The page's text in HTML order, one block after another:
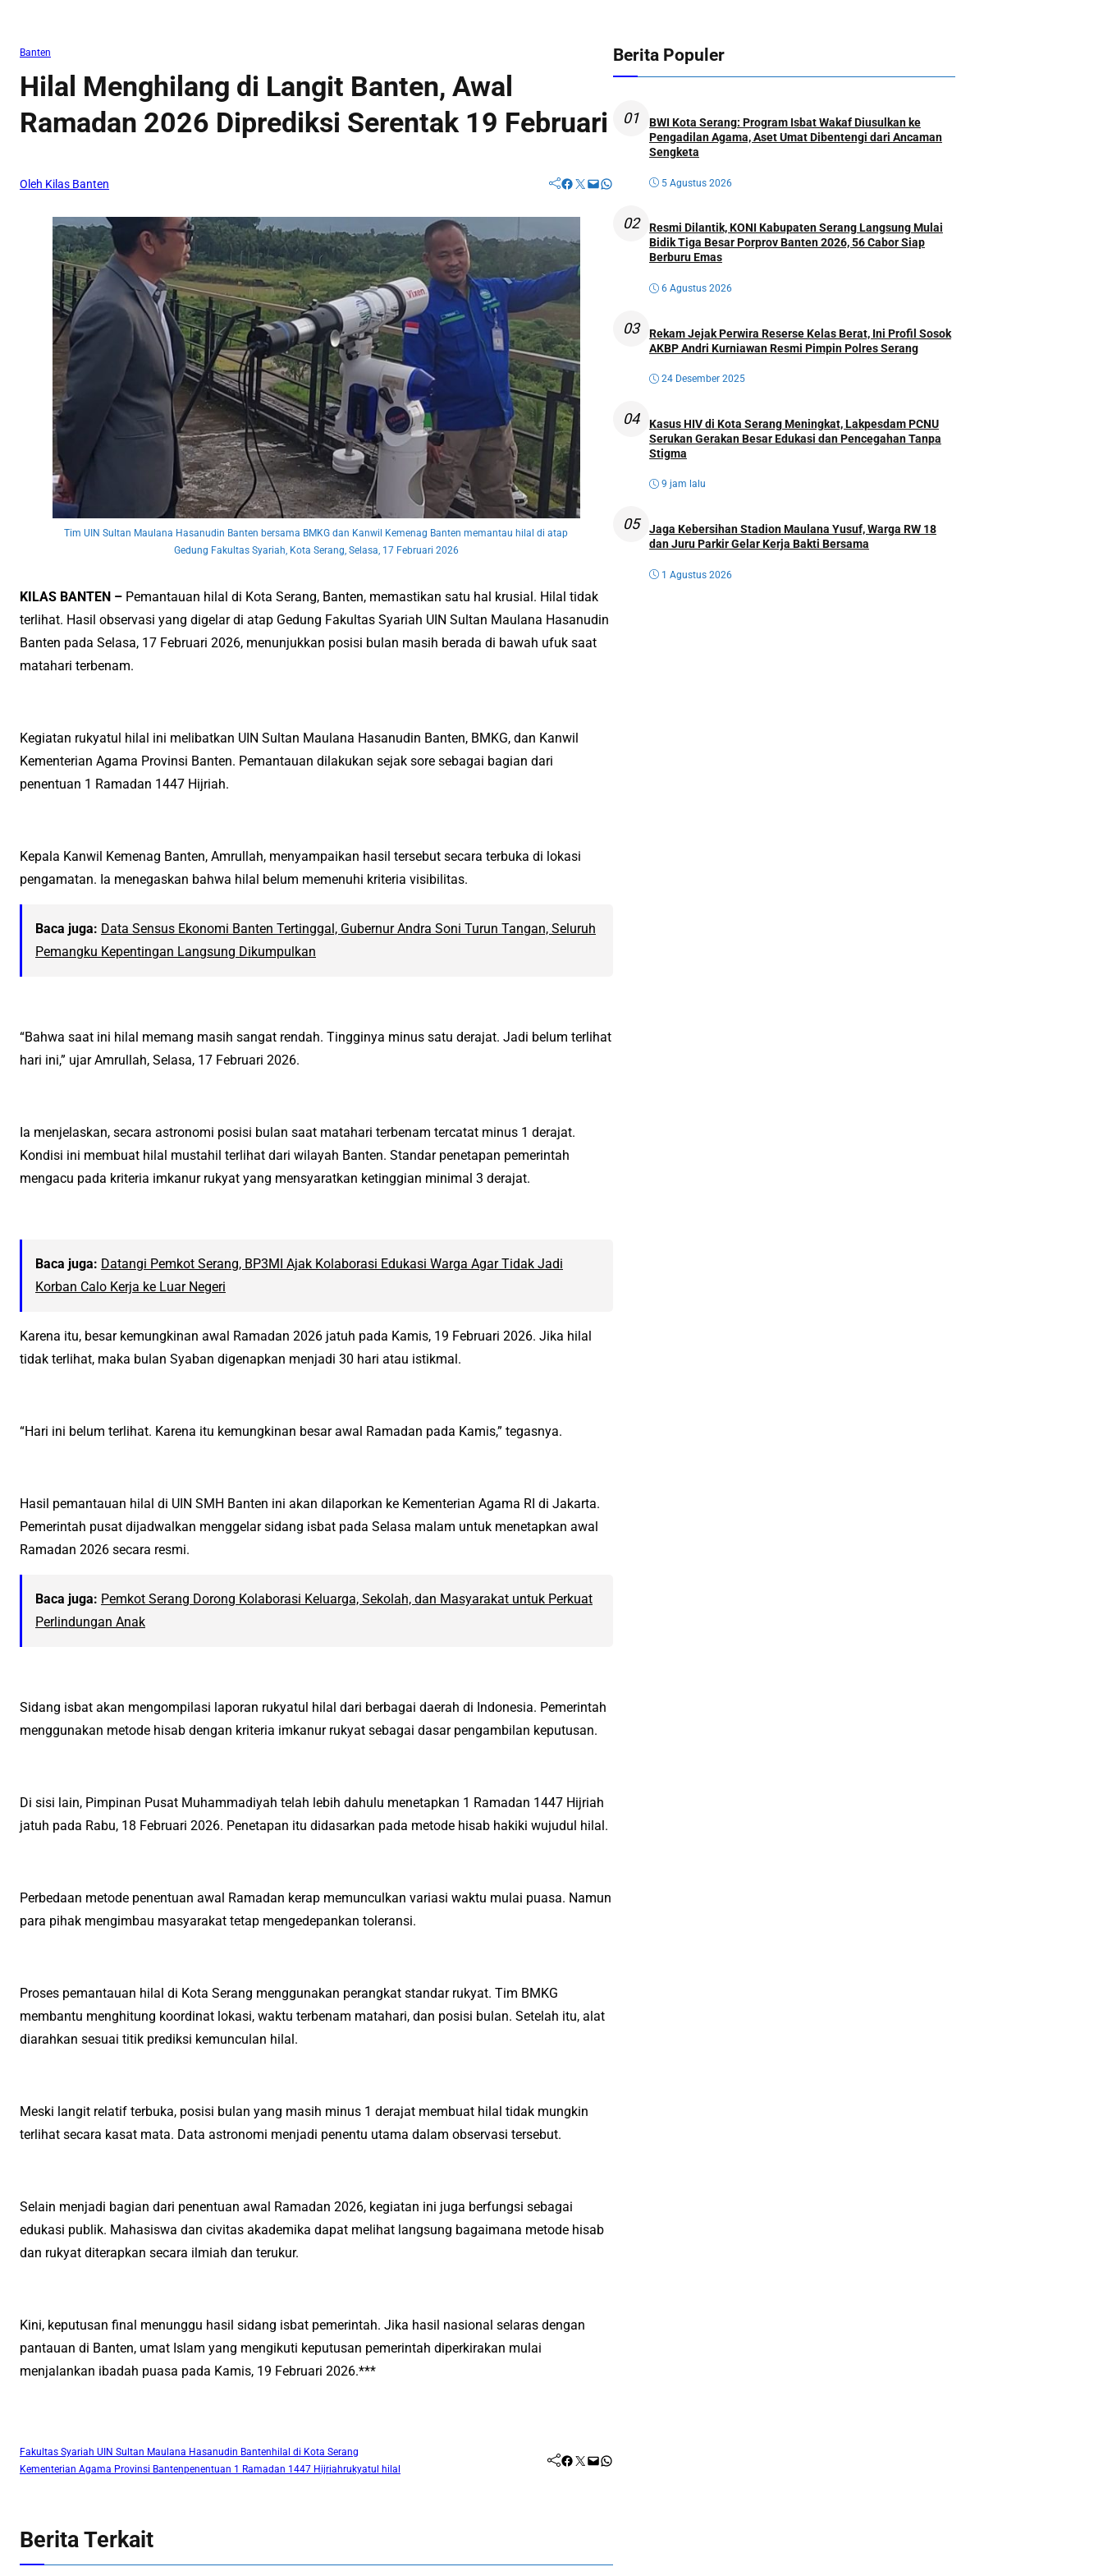
Banten
Hilal Menghilang di Langit Banten, Awal
Ramadan 2026 Diprediksi Serentak 19 Februari
Oleh Kilas Banten Facebook Twitter Mail WhatsApp
Tim UIN Sultan Maulana Hasanudin Banten bersama BMKG dan Kanwil Kemenag Banten memantau hilal di atap
Gedung Fakultas Syariah, Kota Serang, Selasa, 17 Februari 2026
KILAS BANTEN – Pemantauan hilal di Kota Serang, Banten, memastikan satu hal krusial. Hilal tidak
terlihat. Hasil observasi yang digelar di atap Gedung Fakultas Syariah UIN Sultan Maulana Hasanudin
Banten pada Selasa, 17 Februari 2026, menunjukkan posisi bulan masih berada di bawah ufuk saat
matahari terbenam.
Kegiatan rukyatul hilal ini melibatkan UIN Sultan Maulana Hasanudin Banten, BMKG, dan Kanwil
Kementerian Agama Provinsi Banten. Pemantauan dilakukan sejak sore sebagai bagian dari
penentuan 1 Ramadan 1447 Hijriah.
Kepala Kanwil Kemenag Banten, Amrullah, menyampaikan hasil tersebut secara terbuka di lokasi
pengamatan. Ia menegaskan bahwa hilal belum memenuhi kriteria visibilitas.
Baca juga: Data Sensus Ekonomi Banten Tertinggal, Gubernur Andra Soni Turun Tangan, Seluruh
Pemangku Kepentingan Langsung Dikumpulkan
“Bahwa saat ini hilal memang masih sangat rendah. Tingginya minus satu derajat. Jadi belum terlihat
hari ini,” ujar Amrullah, Selasa, 17 Februari 2026.
Ia menjelaskan, secara astronomi posisi bulan saat matahari terbenam tercatat minus 1 derajat.
Kondisi ini membuat hilal mustahil terlihat dari wilayah Banten. Standar penetapan pemerintah
mengacu pada kriteria imkanur rukyat yang mensyaratkan ketinggian minimal 3 derajat.
Baca juga: Datangi Pemkot Serang, BP3MI Ajak Kolaborasi Edukasi Warga Agar Tidak Jadi
Korban Calo Kerja ke Luar Negeri
Karena itu, besar kemungkinan awal Ramadan 2026 jatuh pada Kamis, 19 Februari 2026. Jika hilal
tidak terlihat, maka bulan Syaban digenapkan menjadi 30 hari atau istikmal.
“Hari ini belum terlihat. Karena itu kemungkinan besar awal Ramadan pada Kamis,” tegasnya.
Hasil pemantauan hilal di UIN SMH Banten ini akan dilaporkan ke Kementerian Agama RI di Jakarta.
Pemerintah pusat dijadwalkan menggelar sidang isbat pada Selasa malam untuk menetapkan awal
Ramadan 2026 secara resmi.
Baca juga: Pemkot Serang Dorong Kolaborasi Keluarga, Sekolah, dan Masyarakat untuk Perkuat
Perlindungan Anak
Sidang isbat akan mengompilasi laporan rukyatul hilal dari berbagai daerah di Indonesia. Pemerintah
menggunakan metode hisab dengan kriteria imkanur rukyat sebagai dasar pengambilan keputusan.
Di sisi lain, Pimpinan Pusat Muhammadiyah telah lebih dahulu menetapkan 1 Ramadan 1447 Hijriah
jatuh pada Rabu, 18 Februari 2026. Penetapan itu didasarkan pada metode hisab hakiki wujudul hilal.
Perbedaan metode penentuan awal Ramadan kerap memunculkan variasi waktu mulai puasa. Namun
para pihak mengimbau masyarakat tetap mengedepankan toleransi.
Proses pemantauan hilal di Kota Serang menggunakan perangkat standar rukyat. Tim BMKG
membantu menghitung koordinat lokasi, waktu terbenam matahari, dan posisi bulan. Setelah itu, alat
diarahkan sesuai titik prediksi kemunculan hilal.
Meski langit relatif terbuka, posisi bulan yang masih minus 1 derajat membuat hilal tidak mungkin
terlihat secara kasat mata. Data astronomi menjadi penentu utama dalam observasi tersebut.
Selain menjadi bagian dari penentuan awal Ramadan 2026, kegiatan ini juga berfungsi sebagai
edukasi publik. Mahasiswa dan civitas akademika dapat melihat langsung bagaimana metode hisab
dan rukyat diterapkan secara ilmiah dan terukur.
Kini, keputusan final menunggu hasil sidang isbat pemerintah. Jika hasil nasional selaras dengan
pantauan di Banten, umat Islam yang mengikuti keputusan pemerintah diperkirakan mulai
menjalankan ibadah puasa pada Kamis, 19 Februari 2026.***
Fakultas Syariah UIN Sultan Maulana Hasanudin Banten hilal di Kota Serang
Kementerian Agama Provinsi Bantenpenentuan 1 Ramadan 1447 Hijriahrukyatul hilal
Facebook Twitter Mail WhatsApp
Berita Terkait
Berita Populer
01
BWI Kota Serang: Program Isbat Wakaf Diusulkan ke
Pengadilan Agama, Aset Umat Dibentengi dari Ancaman
Sengketa
5 Agustus 2026
02
Resmi Dilantik, KONI Kabupaten Serang Langsung Mulai
Bidik Tiga Besar Porprov Banten 2026, 56 Cabor Siap
Berburu Emas
6 Agustus 2026
03
Rekam Jejak Perwira Reserse Kelas Berat, Ini Profil Sosok
AKBP Andri Kurniawan Resmi Pimpin Polres Serang
24 Desember 2025
04
Kasus HIV di Kota Serang Meningkat, Lakpesdam PCNU
Serukan Gerakan Besar Edukasi dan Pencegahan Tanpa
Stigma
9 jam lalu
05
Jaga Kebersihan Stadion Maulana Yusuf, Warga RW 18
dan Juru Parkir Gelar Kerja Bakti Bersama
1 Agustus 2026